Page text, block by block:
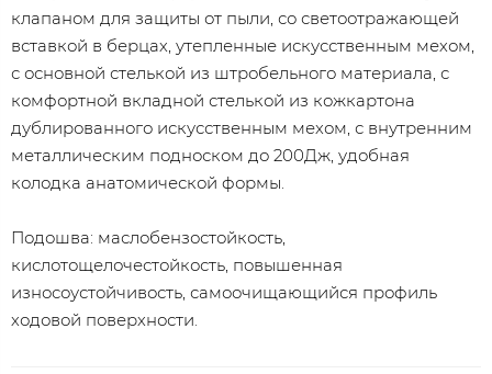
клапаном для защиты от пыли, со светоотражающей
вставкой в берцах, утепленные искусственным мехом,
с основной стелькой из штробельного материала, с
комфортной вкладной стелькой из кожкартона
дублированного искусственным мехом, с внутренним
металлическим подноском до 200Дж, удобная
колодка анатомической формы.
Подошва: маслобензостойкость,
кислотощелочестойкость, повышенная
износоустойчивость, самоочищающийся профиль
ходовой поверхности.